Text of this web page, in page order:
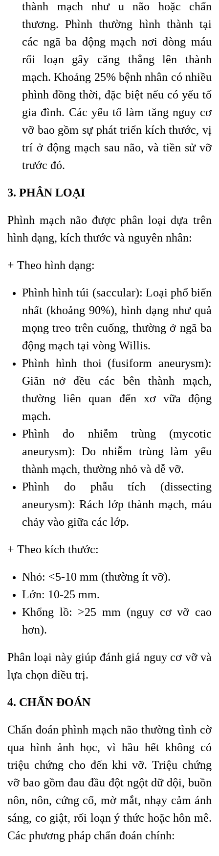
thành mạch như u não hoặc chấn
thương. Phình thường hình thành tại
các ngã ba động mạch nơi dòng máu
rối loạn gây căng thẳng lên thành
mạch. Khoảng 25% bệnh nhân có nhiều
phình đồng thời, đặc biệt nếu có yếu tố
gia đình. Các yếu tố làm tăng nguy cơ
vỡ bao gồm sự phát triển kích thước, vị
trí ở động mạch sau não, và tiền sử vỡ
trước đó.
3. PHÂN LOẠI
Phình mạch não được phân loại dựa trên
hình dạng, kích thước và nguyên nhân:
+ Theo hình dạng:
Phình hình túi (saccular): Loại phổ biến
nhất (khoảng 90%), hình dạng như quả
mọng treo trên cuống, thường ở ngã ba
động mạch tại vòng Willis.
Phình hình thoi (fusiform aneurysm):
Giãn nở đều các bên thành mạch,
thường liên quan đến xơ vữa động
mạch.
Phình do nhiễm trùng (mycotic
aneurysm): Do nhiễm trùng làm yếu
thành mạch, thường nhỏ và dễ vỡ.
Phình do phẫu tích (dissecting
aneurysm): Rách lớp thành mạch, máu
chảy vào giữa các lớp.
+ Theo kích thước:
Nhỏ: <5-10 mm (thường ít vỡ).
Lớn: 10-25 mm.
Khổng lồ: >25 mm (nguy cơ vỡ cao
hơn).
Phân loại này giúp đánh giá nguy cơ vỡ và
lựa chọn điều trị.
4. CHẨN ĐOÁN
Chẩn đoán phình mạch não thường tình cờ
qua hình ảnh học, vì hầu hết không có
triệu chứng cho đến khi vỡ. Triệu chứng
vỡ bao gồm đau đầu đột ngột dữ dội, buồn
nôn, nôn, cứng cổ, mờ mắt, nhạy cảm ánh
sáng, co giật, rối loạn ý thức hoặc hôn mê.
Các phương pháp chẩn đoán chính: